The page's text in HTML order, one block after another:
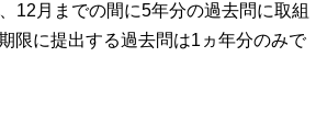
12月までの間に5年分の過去問に取組
限に提出する過去問は1ヵ年分のみで